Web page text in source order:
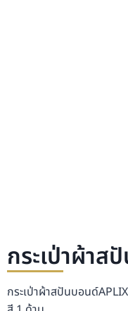
กระเป่าผ้า
กระเป่าผ้าสปันบอนด์